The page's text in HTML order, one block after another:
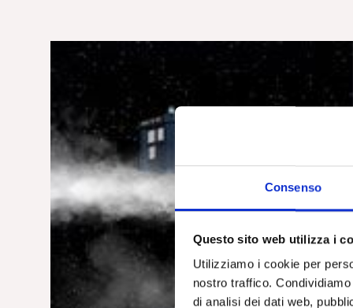
Consenso
Questo sito web utilizza i
Utilizziamo i cookie per
nostro traffico.
di analisi dei dati web,